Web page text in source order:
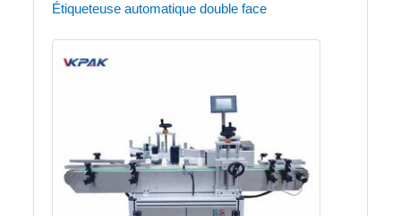
Étiqueteuse automatique double face